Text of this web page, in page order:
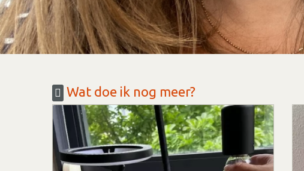
Wat doe ik nog meer?